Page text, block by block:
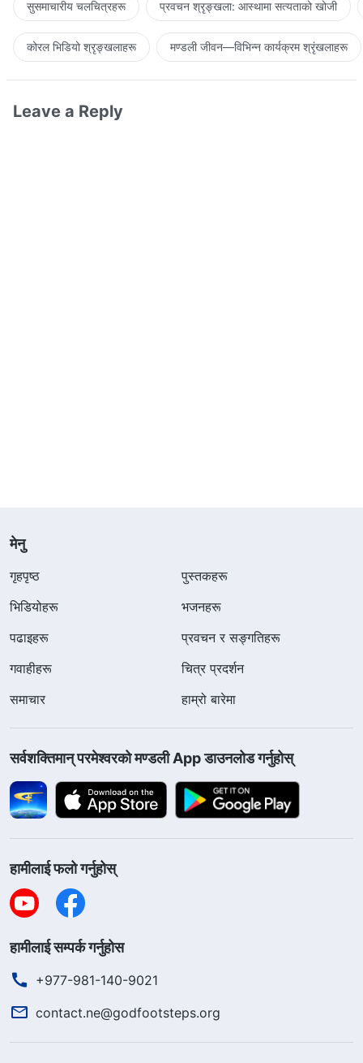
सुसमाचारीय चलचित्रहरू प्रवचन श्रृङ्खला: आस्थामा सत्यताको खोजी
कोरल भिडियो श्रृङ्खलाहरू मण्डली जीवन—विभिन्‍न कार्यक्रम श्रृंखलाहरू
Leave a Reply
मेनु
गृहपृष्ठ
पुस्तकहरू
भिडियोहरू
भजनहरू
पढाइहरू
प्रवचन र सङ्गतिहरू
गवाहीहरू
चित्र प्रदर्शन
समाचार
हाम्रो बारेमा
सर्वशक्तिमान्‌ परमेश्‍वरको मण्डली App डाउनलोड गर्नुहोस्
हामीलाई फलो गर्नुहोस्
हामीलाई सम्पर्क गर्नुहोस
+977-981-140-9021
contact.ne@godfootsteps.org